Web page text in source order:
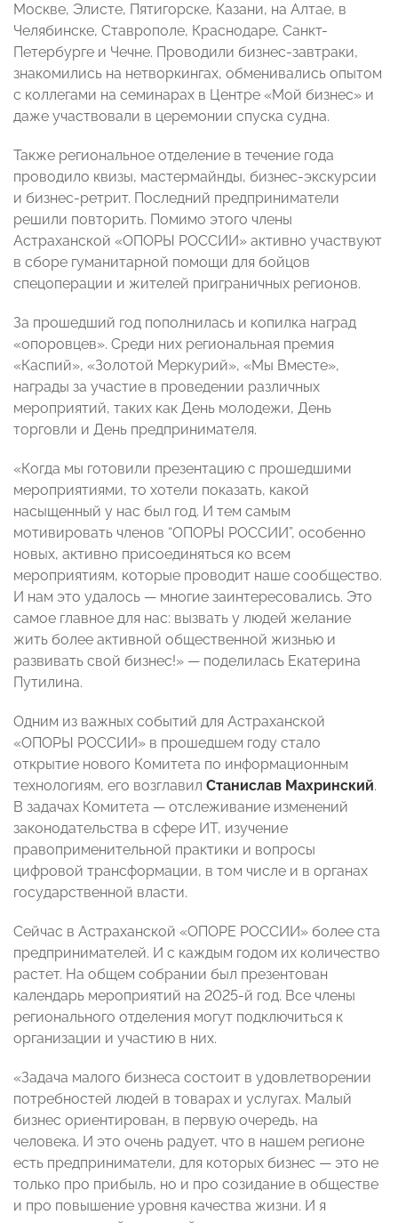
Москве, Элисте, Пятигорске, Казани, на Алтае, в
Челябинске, Ставрополе, Краснодаре, Санкт-
Петербурге и Чечне. Проводили бизнес-завтраки,
знакомились на нетворкингах, обменивались опытом
с коллегами на семинарах в Центре «Мой бизнес» и
даже участвовали в церемонии спуска судна.
Также региональное отделение в течение года
проводило квизы, мастермайнды, бизнес-экскурсии
и бизнес-ретрит. Последний предприниматели
решили повторить. Помимо этого члены
Астраханской «ОПОРЫ РОССИИ» активно участвуют
в сборе гуманитарной помощи для бойцов
спецоперации и жителей приграничных регионов.
За прошедший год пополнилась и копилка наград
«опоровцев». Среди них региональная премия
«Каспий», «Золотой Меркурий», «Мы Вместе»,
награды за участие в проведении различных
мероприятий, таких как День молодежи, День
торговли и День предпринимателя.
«Когда мы готовили презентацию с прошедшими
мероприятиями, то хотели показать, какой
насыщенный у нас был год. И тем самым
мотивировать членов “ОПОРЫ РОССИИ”, особенно
новых, активно присоединяться ко всем
мероприятиям, которые проводит наше сообщество.
И нам это удалось — многие заинтересовались. Это
самое главное для нас: вызвать у людей желание
жить более активной общественной жизнью и
развивать свой бизнес!» — поделилась Екатерина
Путилина.
Одним из важных событий для Астраханской
«ОПОРЫ РОССИИ» в прошедшем году стало
открытие нового Комитета по информационным
технологиям, его возглавил Станислав Махринский.
В задачах Комитета — отслеживание изменений
законодательства в сфере ИТ, изучение
правоприменительной практики и вопросы
цифровой трансформации, в том числе и в органах
государственной власти.
Сейчас в Астраханской «ОПОРЕ РОССИИ» более ста
предпринимателей. И с каждым годом их количество
растет. На общем собрании был презентован
календарь мероприятий на 2025-й год. Все члены
регионального отделения могут подключиться к
организации и участию в них.
«Задача малого бизнеса состоит в удовлетворении
потребностей людей в товарах и услугах. Малый
бизнес ориентирован, в первую очередь, на
человека. И это очень радует, что в нашем регионе
есть предприниматели, для которых бизнес — это не
только про прибыль, но и про созидание в обществе
и про повышение уровня качества жизни. И я